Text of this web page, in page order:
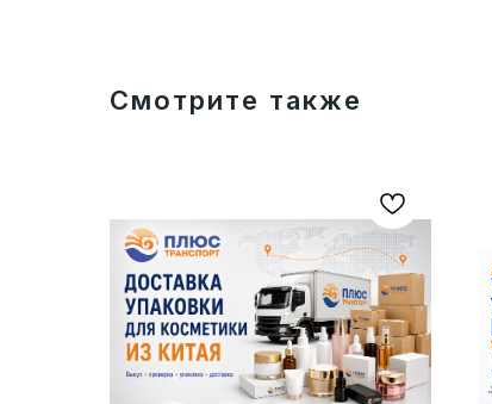
Смотрите также